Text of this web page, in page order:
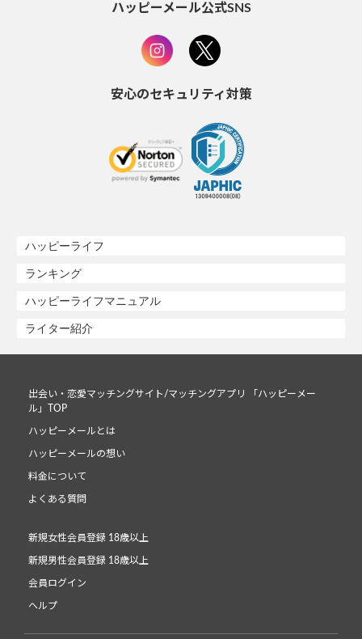
ハッピーメール公式SNS
安心のセキュリティ対策
ハッピーライフ
ランキング
ハッピーライフマニュアル
ライター紹介
出会い・恋愛マッチングサイト/マッチングアプリ 「ハッピーメー
ル」TOP
ハッピーメールとは
ハッピーメールの想い
料金について
よくある質問
新規女性会員登録 18歳以上
新規男性会員登録 18歳以上
会員ログイン
ヘルプ